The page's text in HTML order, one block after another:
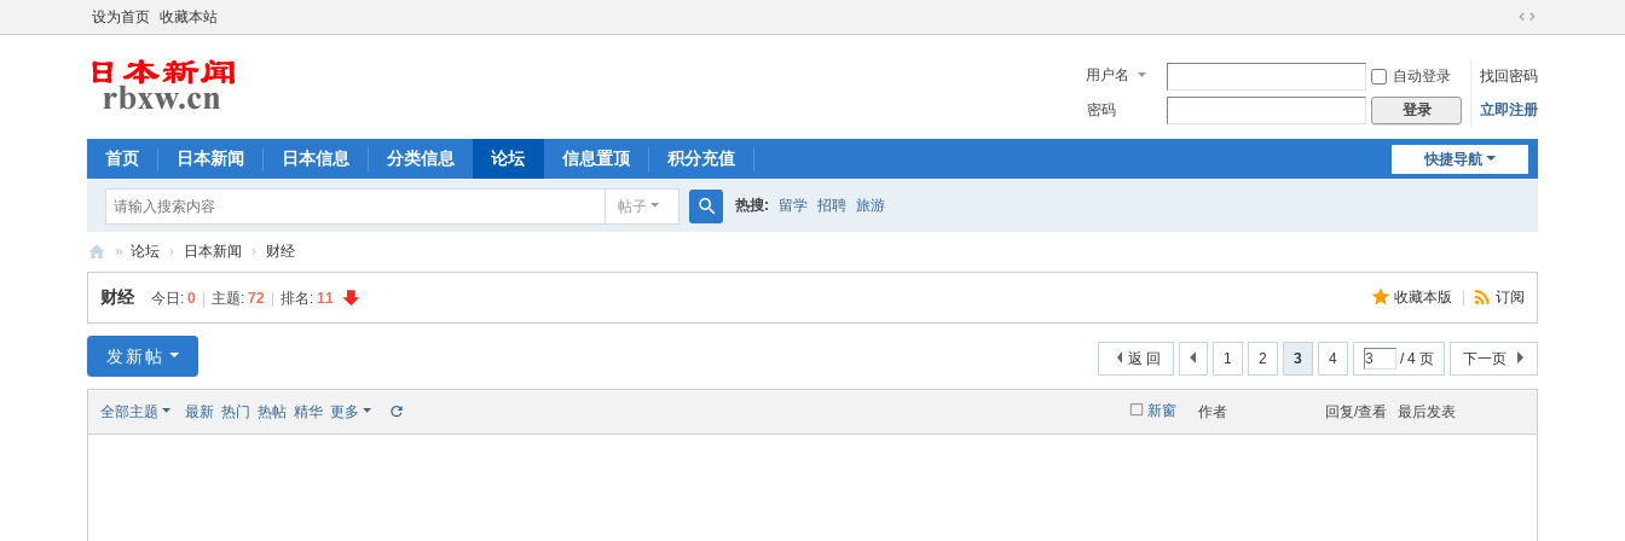
设为首页 收藏本站
切
到
宽
用户名 自动登录
找回密码
密码
登录 立即注册
快捷导航
首页 日本新闻 日本信息 分类信息 论坛 信息置顶 积分充值
帖子
索
热搜: 留学 招聘 旅游
日
本
闻
» 论坛 › 日本新闻 › 财经
收藏本版 订阅
财经 今日: 0 主题: 72 排名: 11
1 2 3 4 / 4 页 下一页
返 回
发新帖
新窗
全部主题 最新 热门 热帖 精华 更多 作者 回复/查看 最后发表